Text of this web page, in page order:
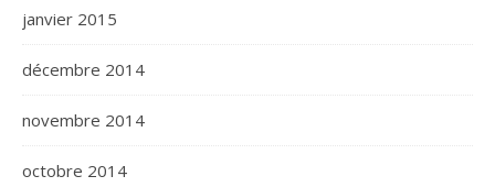
janvier 2015
décembre 2014
novembre 2014
octobre 2014